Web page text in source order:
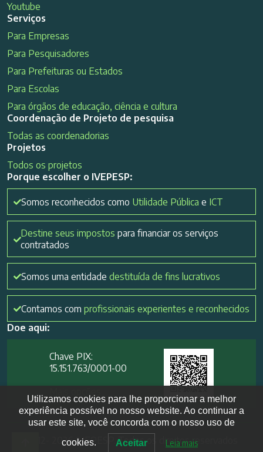
Youtube
Serviços
Para Empresas
Para Pesquisadores
Para Prefeituras ou Estados
Para Escolas
Para órgãos de educação, ciência e cultura
Coordenação de Projeto de pesquisa
Todas as coordenadorias
Projetos
Todos os projetos
Porque escolher o IVEPESP:
Somos reconhecidos como Utilidade Pública e ICT
Destine seus impostos para financiar os serviços
contratados
Somos uma entidade destituída de fins lucrativos
Contamos com profissionais experientes e reconhecidos
Doe aqui:
Chave PIX:
15.151.763/0001-00​
2012- 2026 IVEPESP. Todos os direitos reservados
Utilizamos cookies para lhe proporcionar a melhor
experiência possível no nosso website. Ao continuar a
usar este site, você concorda com o nosso uso de
cookies. Aceitar Leia mais